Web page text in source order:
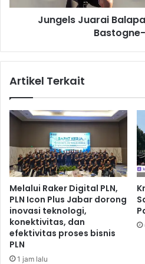
l
l
S
d
u
l
a
n
K
u
l
u
a
T
u
g
g
a
l
L
i
Jungels Juarai
Artikel Terkait
Melalui Raker Digital PLN,
PLN Icon Plus Jabar dorong
inovasi teknologi,
konektivitas, dan
efektivitas proses bisnis
PLN
1 jam lalu